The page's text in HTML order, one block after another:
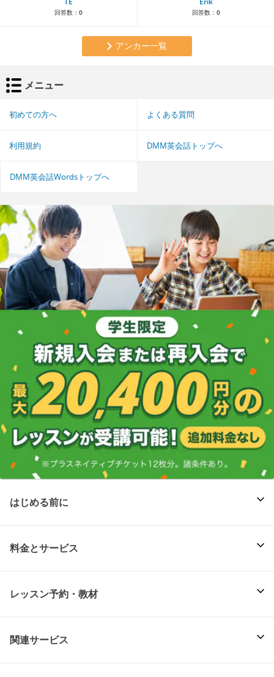
回答数： 0 回答数： 0
アンカー一覧
メニュー
初めての方へ よくある質問
利用規約 DMM英会話トップへ
DMM英会話Wordsトップへ
はじめる前に
料金とサービス
レッスン予約・教材
関連サービス